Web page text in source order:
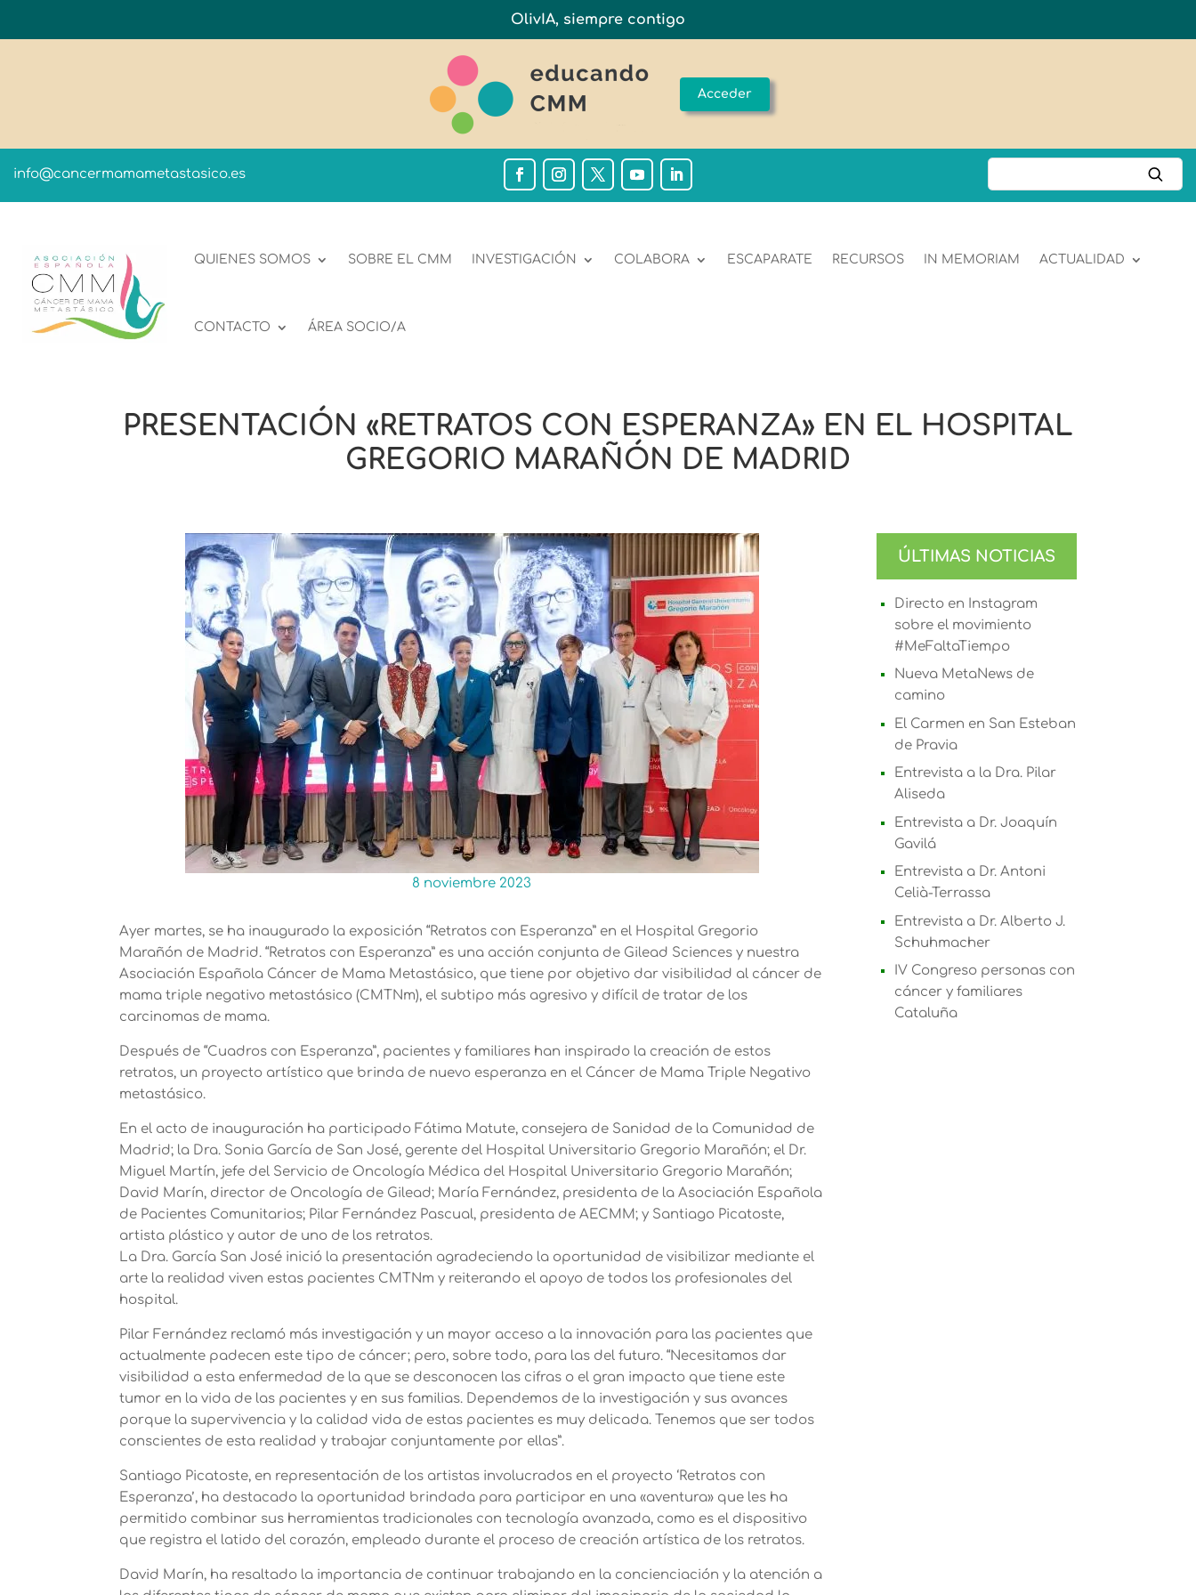
OlivIA, siempre contigo
Acceder
info@cancermamametastasico.es
QUIENES SOMOS SOBRE EL CMM INVESTIGACIÓN COLABORA ESCAPARATE RECURSOS IN MEMORIAM ACTUALIDAD
CONTACTO ÁREA SOCIO/A
PRESENTACIÓN «RETRATOS CON ESPERANZA» EN EL HOSPITAL
GREGORIO MARAÑÓN DE MADRID
8 noviembre 2023
Ayer martes, se ha inaugurado la exposición “Retratos con Esperanza” en el Hospital Gregorio
Marañón de Madrid. “Retratos con Esperanza” es una acción conjunta de Gilead Sciences y nuestra
Asociación Española Cáncer de Mama Metastásico, que tiene por objetivo dar visibilidad al cáncer de
mama triple negativo metastásico (CMTNm), el subtipo más agresivo y difícil de tratar de los
carcinomas de mama.
Después de “Cuadros con Esperanza”, pacientes y familiares han inspirado la creación de estos
retratos, un proyecto artístico que brinda de nuevo esperanza en el Cáncer de Mama Triple Negativo
metastásico.
En el acto de inauguración ha participado Fátima Matute, consejera de Sanidad de la Comunidad de
Madrid; la Dra. Sonia García de San José, gerente del Hospital Universitario Gregorio Marañón; el Dr.
Miguel Martín, jefe del Servicio de Oncología Médica del Hospital Universitario Gregorio Marañón;
David Marín, director de Oncología de Gilead; María Fernández, presidenta de la Asociación Española
de Pacientes Comunitarios; Pilar Fernández Pascual, presidenta de AECMM; y Santiago Picatoste,
artista plástico y autor de uno de los retratos.
La Dra. García San José inició la presentación agradeciendo la oportunidad de visibilizar mediante el
arte la realidad viven estas pacientes CMTNm y reiterando el apoyo de todos los profesionales del
hospital.
Pilar Fernández reclamó más investigación y un mayor acceso a la innovación para las pacientes que
actualmente padecen este tipo de cáncer; pero, sobre todo, para las del futuro. “Necesitamos dar
visibilidad a esta enfermedad de la que se desconocen las cifras o el gran impacto que tiene este
tumor en la vida de las pacientes y en sus familias. Dependemos de la investigación y sus avances
porque la supervivencia y la calidad vida de estas pacientes es muy delicada. Tenemos que ser todos
conscientes de esta realidad y trabajar conjuntamente por ellas”.
Santiago Picatoste, en representación de los artistas involucrados en el proyecto ‘Retratos con
Esperanza’, ha destacado la oportunidad brindada para participar en una «aventura» que les ha
permitido combinar sus herramientas tradicionales con tecnología avanzada, como es el dispositivo
que registra el latido del corazón, empleado durante el proceso de creación artística de los retratos.
David Marín, ha resaltado la importancia de continuar trabajando en la concienciación y la atención a
ÚLTIMAS NOTICIAS
Directo en Instagram
sobre el movimiento
#MeFaltaTiempo
Nueva MetaNews de
camino
El Carmen en San Esteban
de Pravia
Entrevista a la Dra. Pilar
Aliseda
Entrevista a Dr. Joaquín
Gavilá
Entrevista a Dr. Antoni
Celià-Terrassa
Entrevista a Dr. Alberto J.
Schuhmacher
IV Congreso personas con
cáncer y familiares
Cataluña